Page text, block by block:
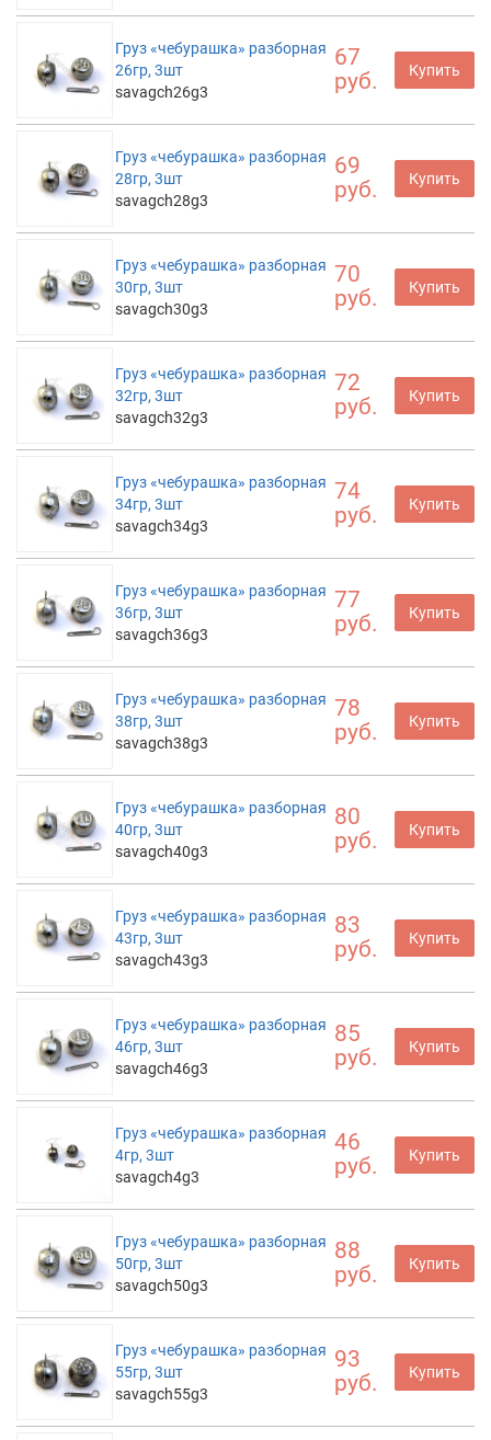
Груз «чебурашка» разборная
26гр, 3шт
savagch26g3
67
руб.
Купить
Груз «чебурашка» разборная
28гр, 3шт
savagch28g3
69
руб.
Купить
Груз «чебурашка» разборная
30гр, 3шт
savagch30g3
70
руб.
Купить
Груз «чебурашка» разборная
32гр, 3шт
savagch32g3
72
руб.
Купить
Груз «чебурашка» разборная
34гр, 3шт
savagch34g3
74
руб.
Купить
Груз «чебурашка» разборная
36гр, 3шт
savagch36g3
77
руб.
Купить
Груз «чебурашка» разборная
38гр, 3шт
savagch38g3
78
руб.
Купить
Груз «чебурашка» разборная
40гр, 3шт
savagch40g3
80
руб.
Купить
Груз «чебурашка» разборная
43гр, 3шт
savagch43g3
83
руб.
Купить
Груз «чебурашка» разборная
46гр, 3шт
savagch46g3
85
руб.
Купить
Груз «чебурашка» разборная
4гр, 3шт
savagch4g3
46
руб.
Купить
Груз «чебурашка» разборная
50гр, 3шт
savagch50g3
88
руб.
Купить
Груз «чебурашка» разборная
55гр, 3шт
savagch55g3
93
руб.
Купить